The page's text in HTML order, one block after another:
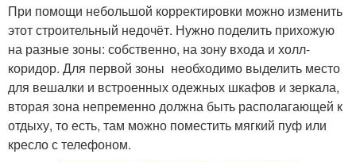
При помощи небольшой корректировки можно изменить
этот строительный недочёт. Нужно поделить прихожую
на разные зоны: собственно, на зону входа и холл-
коридор. Для первой зоны необходимо выделить место
для вешалки и встроенных одежных шкафов и зеркала,
вторая зона непременно должна быть располагающей к
отдыху, то есть, там можно поместить мягкий пуф или
кресло с телефоном.